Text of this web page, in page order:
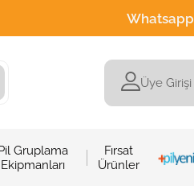
Whatsapp
Üye Girişi
Gruplama
Ekipmanları
Fırsat
Ürünler